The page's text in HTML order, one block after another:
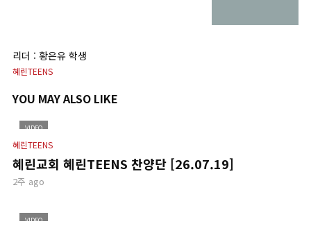
리더 : 황은유 학생
혜린TEENS
YOU MAY ALSO LIKE
VIDEO
혜린TEENS
혜린교회 혜린TEENS 찬양단 [26.07.19]
2주 ago
VIDEO